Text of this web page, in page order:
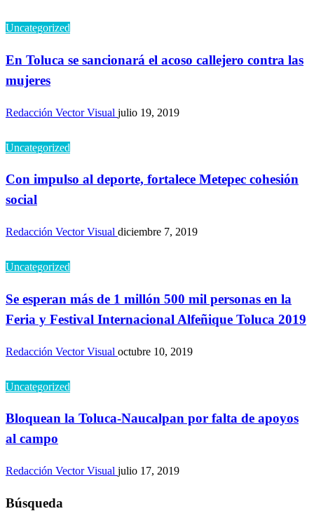
Uncategorized
En Toluca se sancionará el acoso callejero contra las
mujeres
Redacción Vector Visual julio 19, 2019
Uncategorized
Con impulso al deporte, fortalece Metepec cohesión
social
Redacción Vector Visual diciembre 7, 2019
Uncategorized
Se esperan más de 1 millón 500 mil personas en la
Feria y Festival Internacional Alfeñique Toluca 2019
Redacción Vector Visual octubre 10, 2019
Uncategorized
Bloquean la Toluca-Naucalpan por falta de apoyos
al campo
Redacción Vector Visual julio 17, 2019
Búsqueda